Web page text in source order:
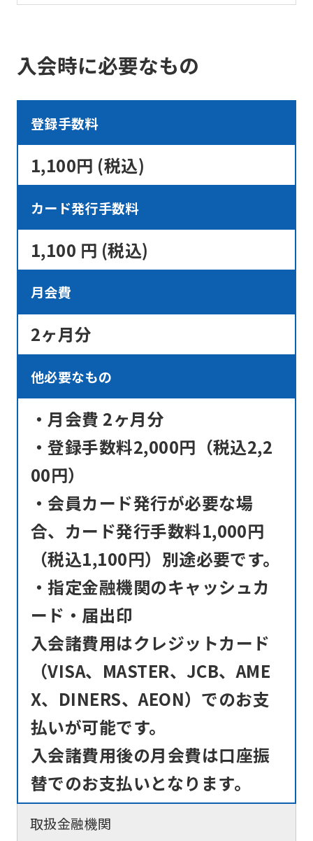
入会時に必要なもの
登録手数料
1,100円 (税込)
カード発行手数料
1,100 円 (税込)
月会費
2ヶ月分
他必要なもの
・月会費 2ヶ月分
・登録手数料2,000円（税込2,2
00円）
・会員カード発行が必要な場
合、カード発行手数料1,000円
（税込1,100円）別途必要です。
・指定金融機関のキャッシュカ
ード・届出印
入会諸費用はクレジットカード
（VISA、MASTER、JCB、AME
X、DINERS、AEON）でのお支
払いが可能です。
入会諸費用後の月会費は口座振
替でのお支払いとなります。
取扱金融機関
an
website
be
mechanically,
it
may
not
an
accurate
translation.
The
translation
from
the
original
ask
that
you